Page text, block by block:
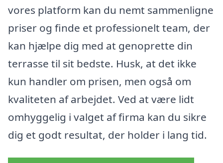
vores platform kan du nemt sammenligne
priser og finde et professionelt team, der
kan hjælpe dig med at genoprette din
terrasse til sit bedste. Husk, at det ikke
kun handler om prisen, men også om
kvaliteten af arbejdet. Ved at være lidt
omhyggelig i valget af firma kan du sikre
dig et godt resultat, der holder i lang tid.